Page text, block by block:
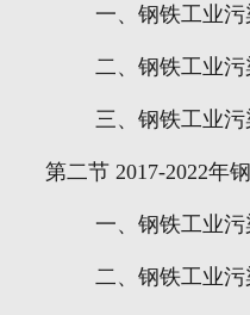
一、钢铁工业
二、钢铁工业
三、钢铁工业
第二节 2017-2022年
一、钢铁工业
二、钢铁工业